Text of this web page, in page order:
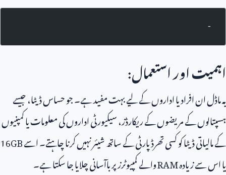
-
اہمیت اور استعمال:
یہ ماڈل ان افراد یا اداروں کے لیے بہت مفید ہے۔ جو حساس ڈیٹا، جیسے
ہسپتالوں کے مریضوں کے ریکارڈز، سیکیورٹی اداروں کی معلومات یا کمپنیوں
کے مالیاتی ڈیٹا کو کسی تھرڈ پارٹی کے ساتھ شیئر نہیں کرنا چاہتے۔ اسے16GB
یا اس سے زیادہRAMوالے کمپیوٹرز پر باآسانی چلایا جا سکتا ہے۔